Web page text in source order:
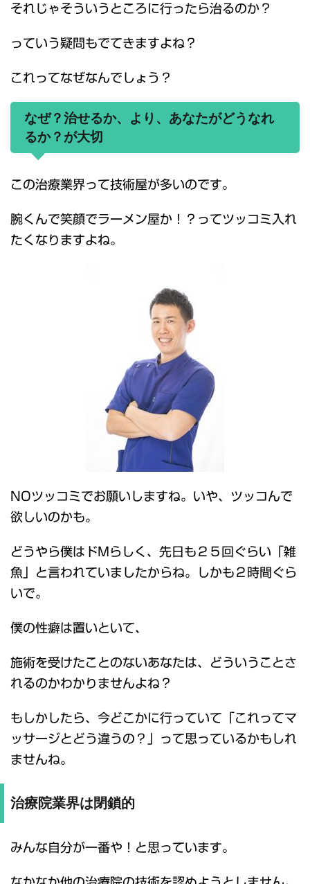
それじゃそういうところに行ったら治るのか？
っていう疑問もでてきますよね？
これってなぜなんでしょう？
なぜ？治せるか、より、あなたがどうなれ
るか？が大切
この治療業界って技術屋が多いのです。
腕くんで笑顔でラーメン屋か！？ってツッコミ入れ
たくなりますよね。
NOツッコミでお願いしますね。いや、ツッコんで
欲しいのかも。
どうやら僕はドMらしく、先日も２５回ぐらい「雑
魚」と言われていましたからね。しかも２時間ぐら
いで。
僕の性癖は置いといて、
施術を受けたことのないあなたは、どういうことさ
れるのかわかりませんよね？
もしかしたら、今どこかに行っていて「これってマ
ッサージとどう違うの？」って思っているかもしれ
ませんね。
治療院業界は閉鎖的
みんな自分が一番や！と思っています。